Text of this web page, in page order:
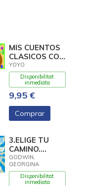
MIS CUENTOS
CLASICOS CON
TEXTURAS. EL
LIBRO DE LA
YOYO
Disponibilitat
inmediata
9,95 €
Comprar
3.ELIGE TU
CAMINO.
(GYMNASTICS
STAR)
GODWIN,
GEORGINA
Disponibilitat
inmediata